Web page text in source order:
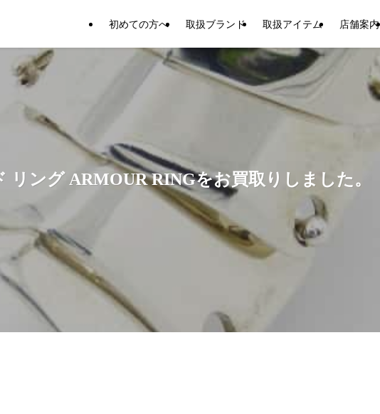
初めての方へ 取扱ブランド 取扱アイテム 店舗案内
ング ARMOUR RINGをお買取りしました。